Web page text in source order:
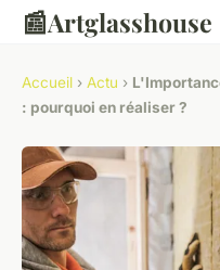
📰Artglasshouse
Accueil › Actu ›
: pourquoi en réaliser ?